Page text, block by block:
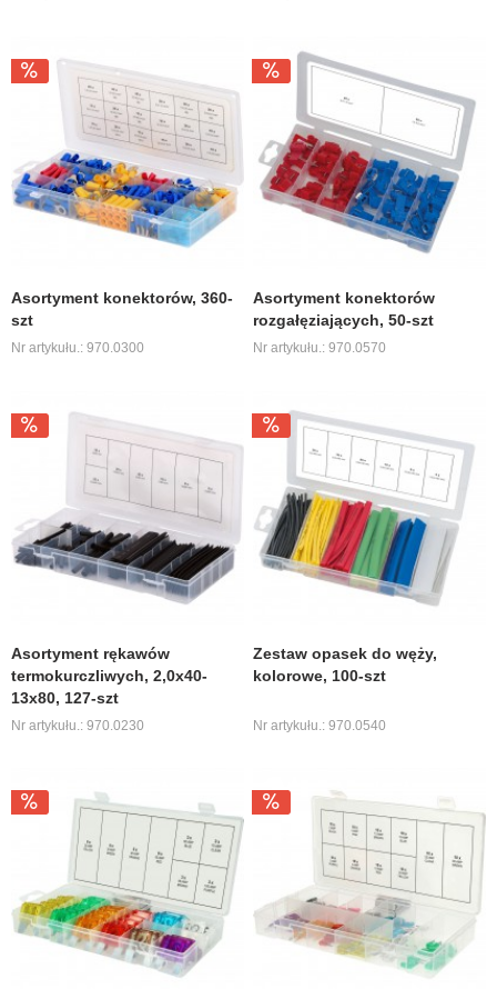
Asortyment konektorów, 360-
szt
Nr artykułu.: 970.0300
Asortyment konektorów
rozgałęziających, 50-szt
Nr artykułu.: 970.0570
Asortyment rękawów
termokurczliwych, 2,0x40-
13x80, 127-szt
Nr artykułu.: 970.0230
Zestaw opasek do węży,
kolorowe, 100-szt
Nr artykułu.: 970.0540